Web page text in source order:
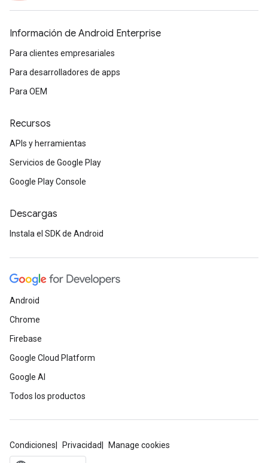
Información de Android Enterprise
Para clientes empresariales
Para desarrolladores de apps
Para OEM
Recursos
APIs y herramientas
Servicios de Google Play
Google Play Console
Descargas
Instala el SDK de Android
Android
Chrome
Firebase
Google Cloud Platform
Google AI
Todos los productos
Condiciones Privacidad Manage cookies